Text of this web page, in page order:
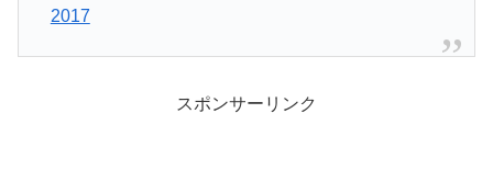
2017
スポンサーリンク